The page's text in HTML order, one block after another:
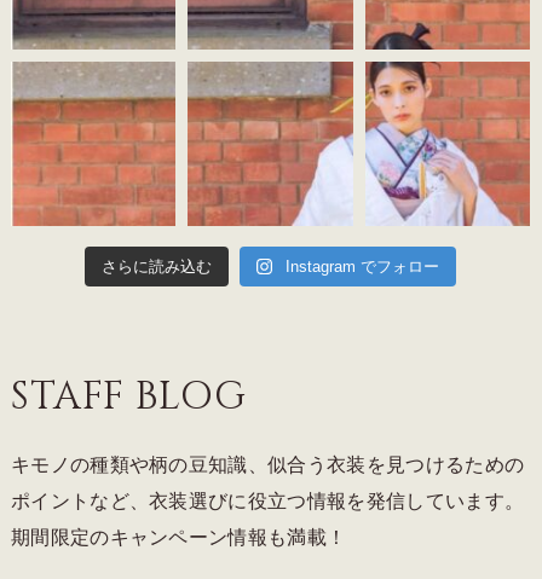
さらに読み込む Instagram でフォロー
STAFF BLOG
キモノの種類や柄の豆知識、似合う衣装を見つけるための
ポイントなど、衣装選びに役立つ情報を発信しています。
期間限定のキャンペーン情報も満載！